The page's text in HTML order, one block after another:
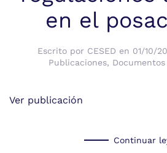
en el
Escrito por CESED en 01/10/
Publicaciones, Documentos
Ver publicación
Continuar